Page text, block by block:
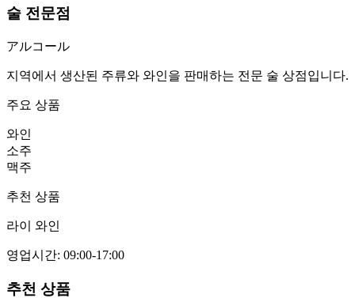
술 전문점
アルコール
지역에서 생산된 주류와 와인을 판매하는 전문 술 상점입니다.
주요 상품
와인
소주
맥주
추천 상품
라이 와인
영업시간: 09:00-17:00
추천 상품